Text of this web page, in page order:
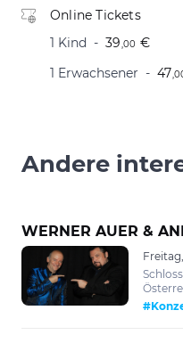
Online Tickets
1 Kind
39 ,00 €
1 Erwachsener
47
Andere
WERNER AUER &